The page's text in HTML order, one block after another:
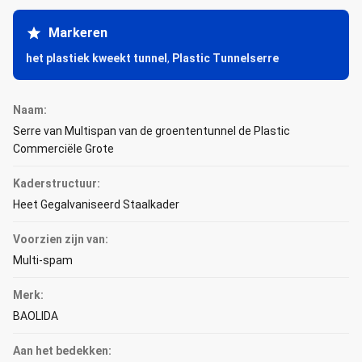
Markeren
het plastiek kweekt tunnel , Plastic Tunnelserre
Naam:
Serre van Multispan van de groententunnel de Plastic
Commerciële Grote
Kaderstructuur:
Heet Gegalvaniseerd Staalkader
Voorzien zijn van:
Multi-spam
Merk:
BAOLIDA
Aan het bedekken: